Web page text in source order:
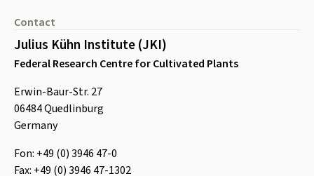
Contact
Julius Kühn Institute (JKI)
Federal Research Centre for Cultivated Plants
Erwin-Baur-Str. 27
06484Quedlinburg
Germany
Fon: +49 (0) 3946 47-0
Fax: +49 (0) 3946 47-1302